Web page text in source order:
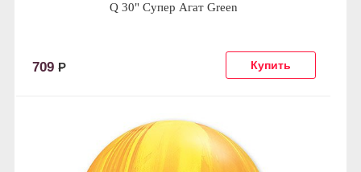
Q 30" Супер Агат Green
709 Р